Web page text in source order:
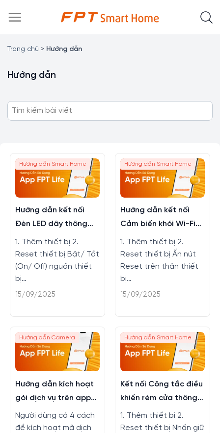
đến
Trang chủ > Hướng dẫn
Hướng dẫn
Hướng dẫn Smart Home
Hướng dẫn kết nối
Đèn LED dây thông
minh trên app FPT LIFE
1. Thêm thiết bị 2.
Reset thiết bị Bật/ Tắt
(On/ Off) nguồn thiết
bị…
15/09/2025
Hướng dẫn Smart Home
Hướng dẫn kết nối
Cảm biến khói Wi-Fi
trên app FPT LIFE
1. Thêm thiết bị 2.
Reset thiết bị Ấn nút
Reset trên thân thiết
bị…
15/09/2025
Hướng dẫn Camera
Hướng dẫn kích hoạt
gói dịch vụ trên app
FPT Life
Người dùng có 4 cách
để kích hoạt mã dịch
Hướng dẫn Smart Home
Kết nối Công tắc điều
khiển rèm cửa thông
minh trên app FPT LIFE
1. Thêm thiết bị 2.
Reset thiết bị Nhấn giữ